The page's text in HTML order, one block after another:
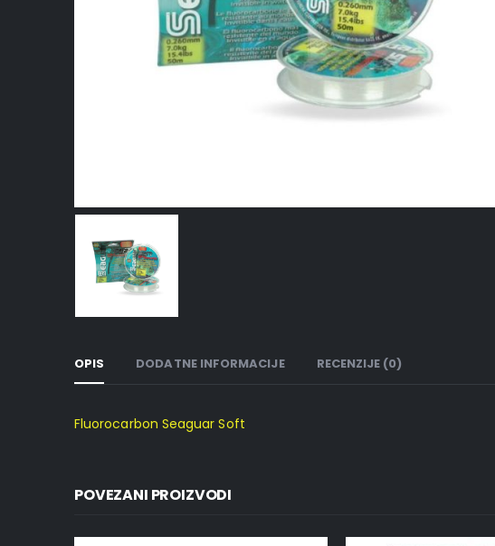
OPIS DODATNE INFORMACIJE RECENZIJE (0)
Fluorocarbon Seaguar Soft
POVEZANI PROIZVODI